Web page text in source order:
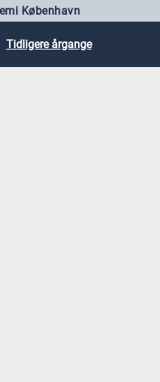
København
Tidligere årgange